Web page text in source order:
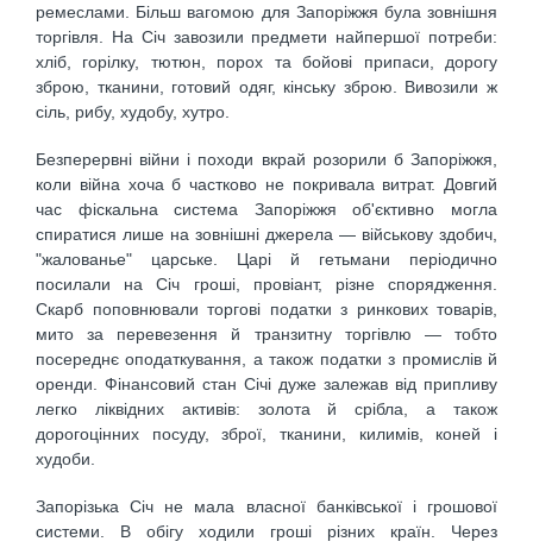
ремеслами. Більш вагомою для Запоріжжя була зовнішня
торгівля. На Січ завозили предмети найпершої потреби:
хліб, горілку, тютюн, порох та бойові припаси, дорогу
зброю, тканини, готовий одяг, кінську зброю. Вивозили ж
сіль, рибу, худобу, хутро.
Безперервні війни і походи вкрай розорили б Запоріжжя,
коли війна хоча б частково не покривала витрат. Довгий
час фіскальна система Запоріжжя об'єктивно могла
спиратися лише на зовнішні джерела — військову здобич,
"жалованье" царське. Царі й гетьмани періодично
посилали на Січ гроші, провіант, різне спорядження.
Скарб поповнювали торгові податки з ринкових товарів,
мито за перевезення й транзитну торгівлю — тобто
посереднє оподаткування, а також податки з промислів й
оренди. Фінансовий стан Січі дуже залежав від припливу
легко ліквідних активів: золота й срібла, а також
дорогоцінних посуду, зброї, тканини, килимів, коней і
худоби.
Запорізька Січ не мала власної банківської і грошової
системи. В обігу ходили гроші різних країн. Через